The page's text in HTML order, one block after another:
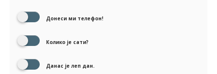
Донеси ми телефон!
Колико је сати?
Данас је леп дан.